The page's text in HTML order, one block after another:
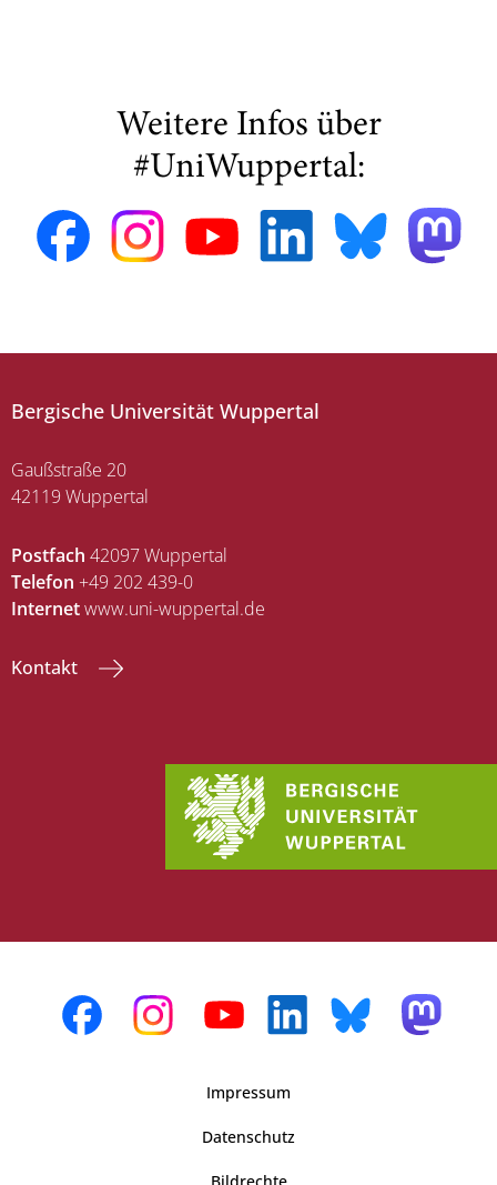
Weitere Infos über
#UniWuppertal:
Bergische Universität Wuppertal
Gaußstraße 20
42119 Wuppertal
Postfach 42097 Wuppertal
Telefon +49 202 439-0
Internetwww.uni-wuppertal.de
Kontakt
Impressum
Datenschutz
Bildrechte